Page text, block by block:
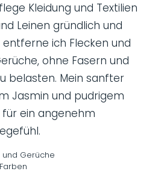
Kleidung und Textilien
Leinen gründlich und
ich Flecken und
ohne Fasern und
belasten. Mein sanfter
Jasmin und pudrigem
ein angenehm
und Gerüche